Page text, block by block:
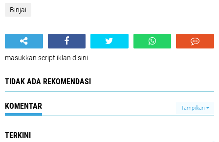
Binjai
masukkan script iklan disini
TIDAK ADA REKOMENDASI
KOMENTAR Tampilkan
TERKINI